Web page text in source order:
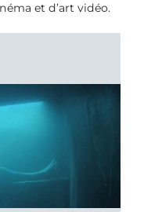
et d’art vidéo.